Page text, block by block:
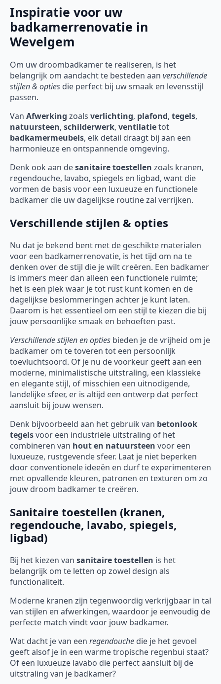
Inspiratie voor uw
badkamerrenovatie in
Wevelgem
Om uw droombadkamer te realiseren, is het
belangrijk om aandacht te besteden aan verschillende
stijlen & opties die perfect bij uw smaak en levensstijl
passen.
Van Afwerking zoals verlichting, plafond, tegels,
natuursteen, schilderwerk, ventilatietot
badkamermeubels, elk detail draagt bij aan een
harmonieuze en ontspannende omgeving.
Denk ook aan desanitaire toestellen zoals kranen,
regendouche, lavabo, spiegels en ligbad, want die
vormen de basis voor een luxueuze en functionele
badkamer die uw dagelijkse routine zal verrijken.
Verschillende stijlen & opties
Nu dat je bekend bent met de geschikte materialen
voor een badkamerrenovatie, is het tijd om na te
denken over de stijl die je wilt creëren. Een badkamer
is immers meer dan alleen een functionele ruimte;
het is een plek waar je tot rust kunt komen en de
dagelijkse beslommeringen achter je kunt laten.
Daarom is het essentieel om een stijl te kiezen die bij
jouw persoonlijke smaak en behoeften past.
Verschillende stijlen en opties bieden je de vrijheid om je
badkamer om te toveren tot een persoonlijk
toevluchtsoord. Of je nu de voorkeur geeft aan een
moderne, minimalistische uitstraling, een klassieke
en elegante stijl, of misschien een uitnodigende,
landelijke sfeer, er is altijd een ontwerp dat perfect
aansluit bij jouw wensen.
Denk bijvoorbeeld aan het gebruik van betonlook
tegelsvoor een industriële uitstraling of het
combineren van hout en natuursteen voor een
luxueuze, rustgevende sfeer. Laat je niet beperken
door conventionele ideeën en durf te experimenteren
met opvallende kleuren, patronen en texturen om zo
jouw droom badkamer te creëren.
Sanitaire toestellen (kranen,
regendouche, lavabo, spiegels,
ligbad)
Bij het kiezen van sanitaire toestellen is het
belangrijk om te letten op zowel design als
functionaliteit.
Moderne kranen zijn tegenwoordig verkrijgbaar in tal
van stijlen en afwerkingen, waardoor je eenvoudig de
perfecte match vindt voor jouw badkamer.
Wat dacht je van een regendouche die je het gevoel
geeft alsof je in een warme tropische regenbui staat?
Of een luxueuze lavabo die perfect aansluit bij de
uitstraling van je badkamer?